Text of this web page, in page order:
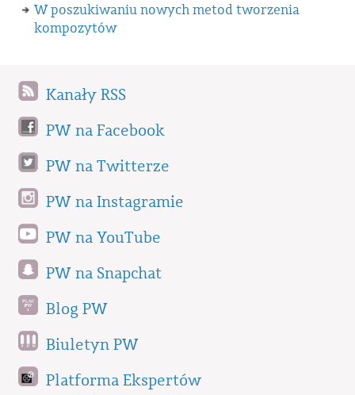
W poszukiwaniu nowych metod tworzenia
kompozytów
Kanały RSS
PW na Facebook
PW na Twitterze
PW na Instagramie
PW na YouTube
PW na Snapchat
Blog PW
Biuletyn PW
Platforma Ekspertów